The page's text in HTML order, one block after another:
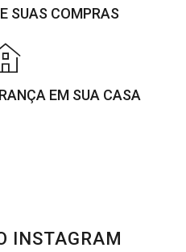
SUAS COMPRAS
EM SUA CASA
INSTAGRAM